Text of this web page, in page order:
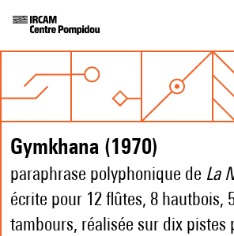
Gymkhana (1970)
paraphrase polyphonique de La
écrite pour 12 flûtes, 8 hautbois,
tambours, réalisée sur dix pistes